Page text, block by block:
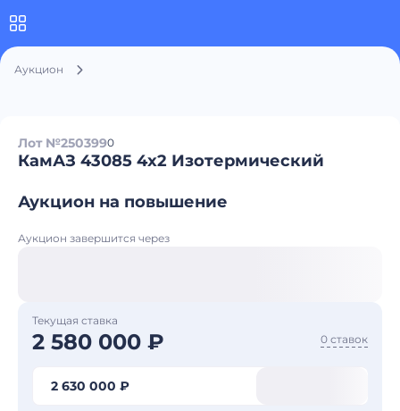
Аукцион
Лот №2503990
КамАЗ 43085 4x2 Изотермический
Аукцион на повышение
Аукцион завершится через
Текущая ставка
2 580 000 ₽ 0 ставок
2 630 000 ₽